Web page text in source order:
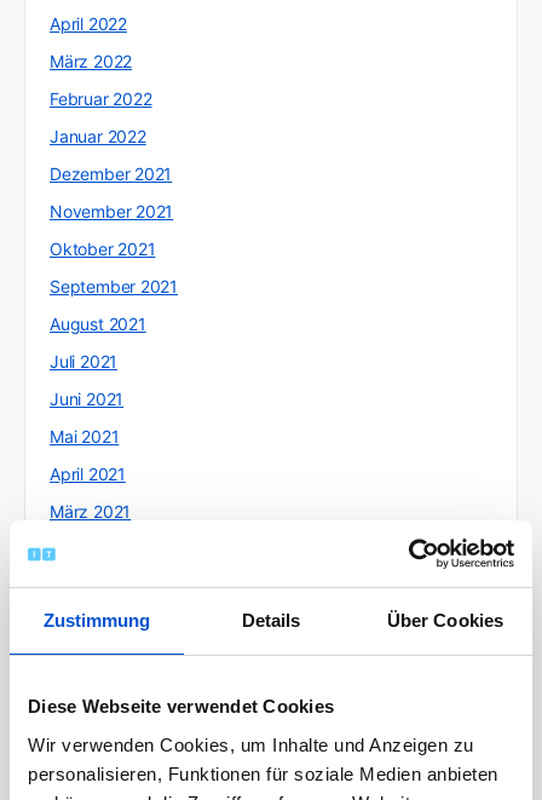
Zustimmung Details Über Cookies
Diese Webseite verwendet Cookies
Wir verwenden Cookies, um Inhalte und Anzeigen zu
personalisieren, Funktionen für soziale Medien anbieten
April 2022
März 2022
Februar 2022
Januar 2022
Dezember 2021
November 2021
Oktober 2021
September 2021
August 2021
Juli 2021
Juni 2021
Mai 2021
April 2021
März 2021
Februar 2021
Januar 2021
Dezember 2020
November 2020
Oktober 2020
September 2020
August 2020